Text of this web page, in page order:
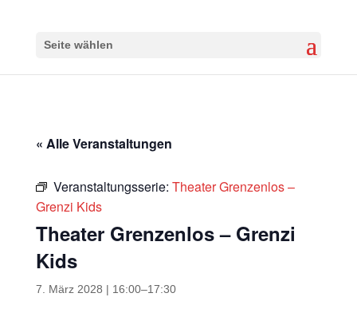
Seite wählen
« Alle Veranstaltungen
Veranstaltungsserie: Theater Grenzenlos –
Grenzi Kids
Theater Grenzenlos – Grenzi
Kids
7. März 2028 | 16:00–17:30